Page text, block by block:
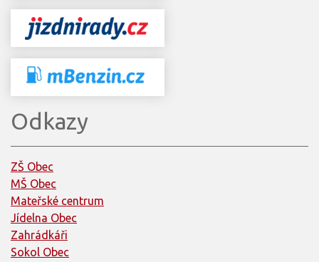
Odkazy
ZŠ Obec
MŠ Obec
Mateřské centrum
Jídelna Obec
Zahrádkáři
Sokol Obec